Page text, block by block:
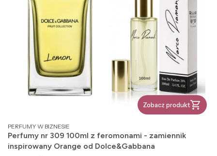
Zobacz produkt
PRODUCENT
PERFUMY W BIZNESIE
Perfumy nr 309 100ml z feromonami - zamiennik
inspirowany Orange od Dolce&Gabbana